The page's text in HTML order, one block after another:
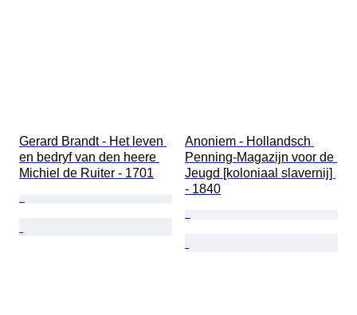
Gerard Brandt - Het leven
en bedryf van den heere
Michiel de Ruiter - 1701
Anoniem - Hollandsch
Penning-Magazijn voor de
Jeugd [koloniaal slavernij]
- 1840